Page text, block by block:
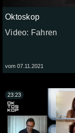
Oktoskop
Video: Fahren
vom 07.11.2021
23:23